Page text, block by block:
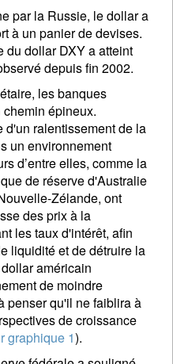
par la Russie, le dollar a
à un panier de devises.
du dollar DXY a atteint
depuis fin 2002.
les banques
épineux.
d'un ralentissement de la
un environnement
d’entre elles, comme la
de réserve d'Australie
Zélande, ont
des prix à la
les taux d'intérêt, afin
liquidité et de détruire la
américain
de moindre
penser qu'il ne faiblira à
de croissance
graphique 1).